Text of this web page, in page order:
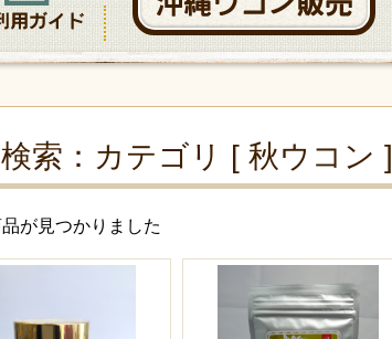
索： カテゴリ [ 秋ウコン ]
が見つかりました